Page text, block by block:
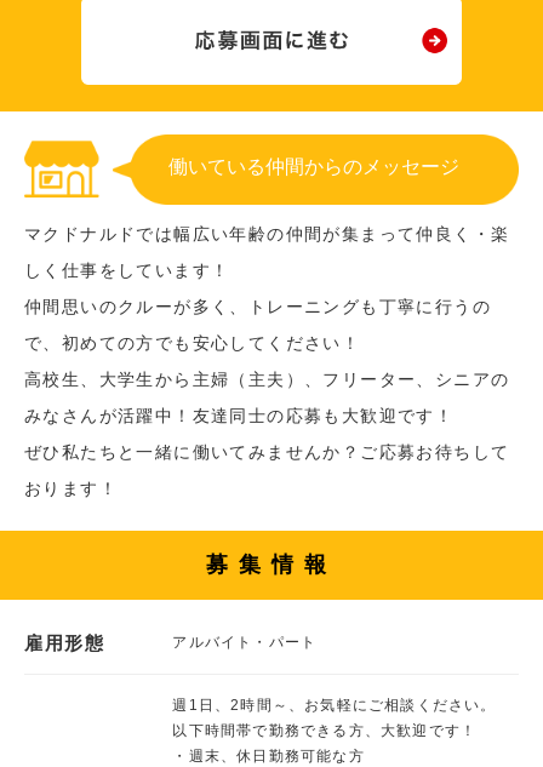
働いている仲間からのメッセージ
マクドナルドでは幅広い年齢の仲間が集まって仲良く・楽
しく仕事をしています！
仲間思いのクルーが多く、トレーニングも丁寧に行うの
で、初めての方でも安心してください！
高校生、大学生から主婦（主夫）、フリーター、シニアの
みなさんが活躍中！友達同士の応募も大歓迎です！
ぜひ私たちと一緒に働いてみませんか？ご応募お待ちして
おります！
募集情報
雇用形態 アルバイト・パート
週1日、2時間～、お気軽にご相談ください。
以下時間帯で勤務できる方、大歓迎です！
・週末、休日勤務可能な方